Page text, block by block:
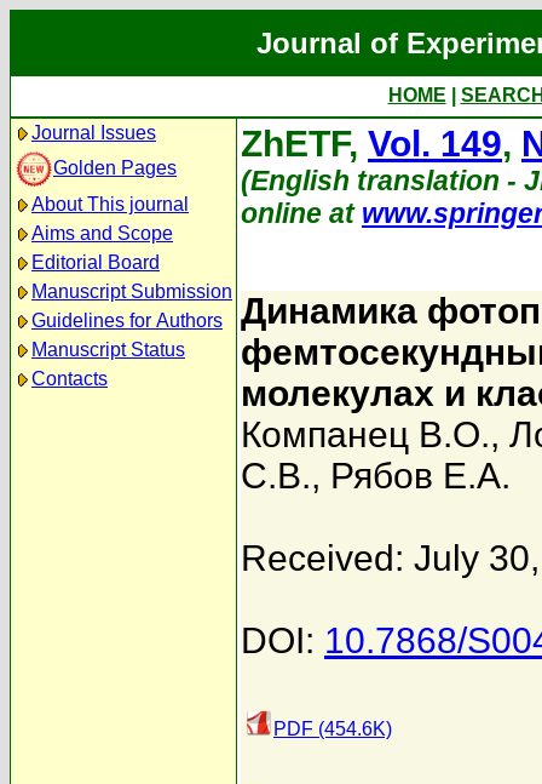
Journal of
HOME
Journal Issues
Golden Pages
About This journal
Aims and Scope
Editorial Board
Manuscript Submission
Guidelines for Authors
Manuscript Status
Contacts
ZhETF, Vol. 149,
(English translation -
online at
Динамика
молекулах и
Компанец В.О.,
С.В., Рябов Е.А.
Received: July
DOI: 10.7868/
PDF (454.6K)